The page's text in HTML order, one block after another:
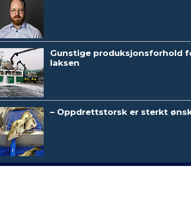
Gunstige produksjonsforhold
laksen
– Oppdrettstorsk er sterkt